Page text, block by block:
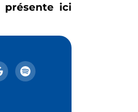
présente ici